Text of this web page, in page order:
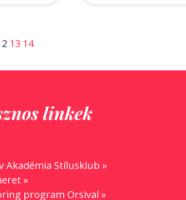
13 14
linkek
Akadémia Stílusklub »
»
program Orsival »